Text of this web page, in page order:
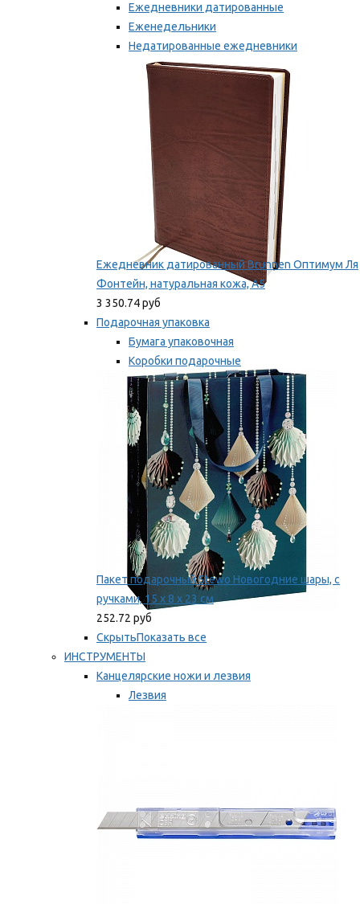
Ежедневники датированные
Еженедельники
Недатированные ежедневники
Планинги
Мы рекомендуем
Ежедневник датированный Brunnen Оптимум Ля
Фонтейн, натуральная кожа, А5
3 350.74 руб
Подарочная упаковка
Бумага упаковочная
Коробки подарочные
Ленты, бобины
Мы рекомендуем
Пакет подарочный Stewo Новогодние шары, с
ручками, 15 х 8 х 23 см
252.72 руб
СкрытьПоказать все
ИНСТРУМЕНТЫ
Канцелярские ножи и лезвия
Лезвия